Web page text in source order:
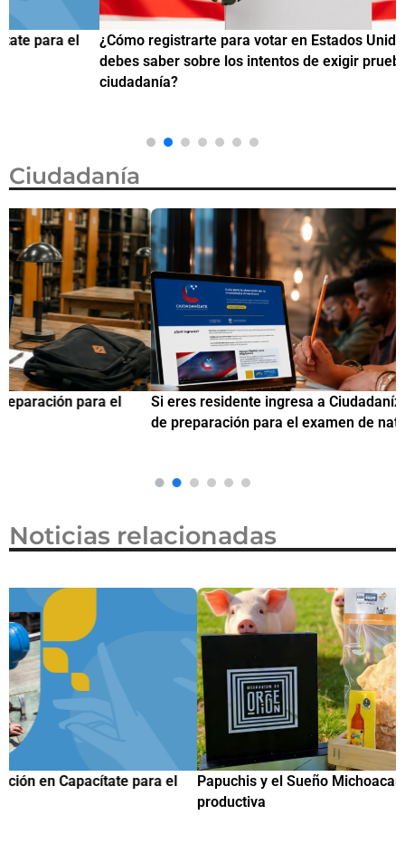
¿Cómo registrarte para votar en Estados Unidos y qué
debes saber sobre los intentos de exigir prueba de
Ciudadanía
Si eres residente ingresa a Ciudadanízate, el curso gratuito
de preparación para el examen de naturalización en EUA
Noticias relacionadas
Papuchis y el Sueño Michoacano como alternativa